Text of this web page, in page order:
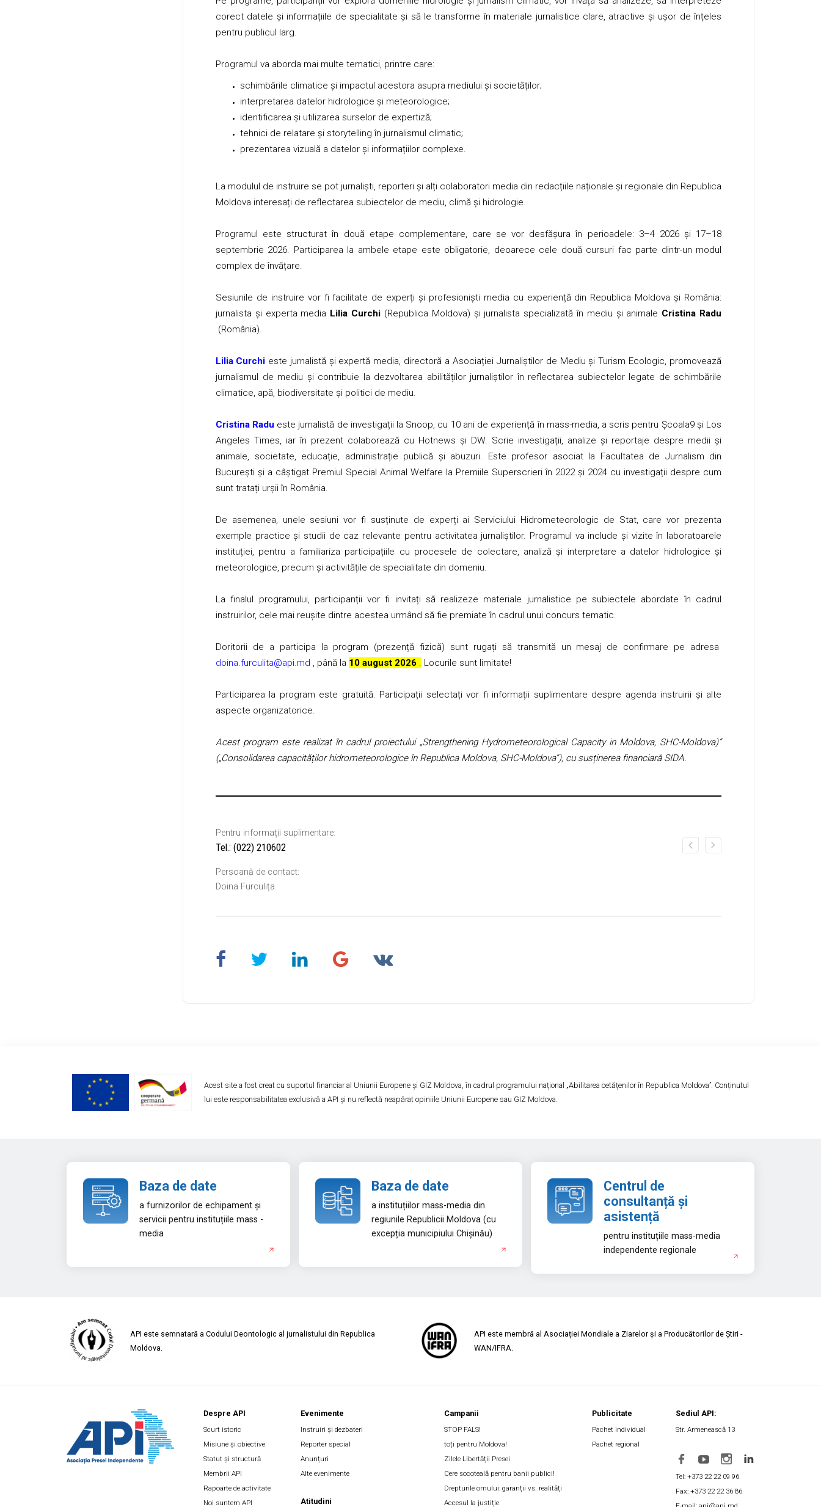
corect datele și informațiile de specialitate și să le transforme în materiale jurnalistice clare, atractive și ușor de înțeles
pentru publicul larg.
Programul va aborda mai multe tematici, printre care:
schimbările climatice și impactul acestora asupra mediului și societăților;
interpretarea datelor hidrologice și meteorologice;
identificarea și utilizarea surselor de expertiză;
tehnici de relatare și storytelling în jurnalismul climatic;
prezentarea vizuală a datelor și informațiilor complexe.
La modulul de instruire se pot jurnaliști, reporteri și alți colaboratori media din redacțiile naționale și regionale din Republica
Moldova interesați de reflectarea subiectelor de mediu, climă și hidrologie.
Programul este structurat în două etape complementare, care se vor desfășura în perioadele: 3–4 2026 și 17–18
septembrie 2026. Participarea la ambele etape este obligatorie, deoarece cele două cursuri fac parte dintr-un modul
complex de învățare.
Sesiunile de instruire vor fi facilitate de experți și profesioniști media cu experiență din Republica Moldova și România:
jurnalista și experta media Lilia Curchi (Republica Moldova) și jurnalista specializată în mediu și animale Cristina Radu
(România).
Lilia Curchi este jurnalistă și expertă media, directoră a Asociației Jurnaliștilor de Mediu și Turism Ecologic, promovează
jurnalismul de mediu și contribuie la dezvoltarea abilităților jurnaliștilor în reflectarea subiectelor legate de schimbările
climatice, apă, biodiversitate și politici de mediu.
Cristina Radu este jurnalistă de investigații la Snoop, cu 10 ani de experiență în mass-media, a scris pentru Școala9 și Los
Angeles Times, iar în prezent colaborează cu Hotnews și DW. Scrie investigații, analize și reportaje despre medii și
animale, societate, educație, administrație publică și abuzuri. Este profesor asociat la Facultatea de Jurnalism din
București și a câștigat Premiul Special Animal Welfare la Premiile Superscrieri în 2022 și 2024 cu investigații despre cum
sunt tratați urșii în România.
De asemenea, unele sesiuni vor fi susținute de experți ai Serviciului Hidrometeorologic de Stat, care vor prezenta
exemple practice și studii de caz relevante pentru activitatea jurnaliștilor. Programul va include și vizite în laboratoarele
instituției, pentru a familiariza participațiile cu procesele de colectare, analiză și interpretare a datelor hidrologice și
meteorologice, precum și activitățile de specialitate din domeniu.
La finalul programului, participanții vor fi invitați să realizeze materiale jurnalistice pe subiectele abordate în cadrul
instruirilor, cele mai reușite dintre acestea urmând să fie premiate în cadrul unui concurs tematic.
Doritorii de a participa la program (prezență fizică) sunt rugați să transmită un mesaj de confirmare pe adresa
doina.furculita@api.md , până la 10 august 2026 . Locurile sunt limitate!
Participarea la program este gratuită. Participații selectați vor fi informații suplimentare despre agenda instruirii și alte
aspecte organizatorice.
Acest program este realizat în cadrul proiectului „Strengthening Hydrometeorological Capacity in Moldova, SHC-Moldova)”
(„Consolidarea capacităților hidrometeorologice în Republica Moldova, SHC-Moldova”), cu susținerea financiară SIDA.
Pentru informaţii suplimentare:
Tel.: (022) 210602
Persoană de contact:
Doina Furculița
Acest site a fost creat cu suportul financiar al Uniunii Europene și GIZ Moldova, în cadrul programului național „Abilitarea cetățenilor în Republica Moldova”. Conținutul
lui este responsabilitatea exclusivă a API și nu reflectă neapărat opiniile Uniunii Europene sau GIZ Moldova.
Baza de date
a furnizorilor de echipament și
servicii pentru instituțiile mass -
media
Baza de date
a instituțiilor mass-media din
regiunile Republicii Moldova (cu
excepția municipiului Chișinău)
Centrul de
consultanță și
asistență
pentru instituțiile mass-media
independente regionale
API este semnatară a Codului Deontologic al jurnalistului din Republica
Moldova.
API este membră al Asociației Mondiale a Ziarelor și a Producătorilor de Știri -
WAN/IFRA.
Despre API
Scurt istoric
Misiune și obiective
Statut și structură
Membrii API
Rapoarte de activitate
Noi suntem API
Evenimente
Instruiri și dezbateri
Reporter special
Anunțuri
Alte evenimente
Atitudini
Campanii
STOP FALS!
toți pentru Moldova!
Zilele Libertății Presei
Cere socoteală pentru banii publici!
Drepturile omului: garanții vs. realități
Accesul la justiție
Publicitate
Pachet individual
Pachet regional
Sediul API:
Str. Armenească 13
Tel: +373 22 22 09 96
Fax: +373 22 22 36 86